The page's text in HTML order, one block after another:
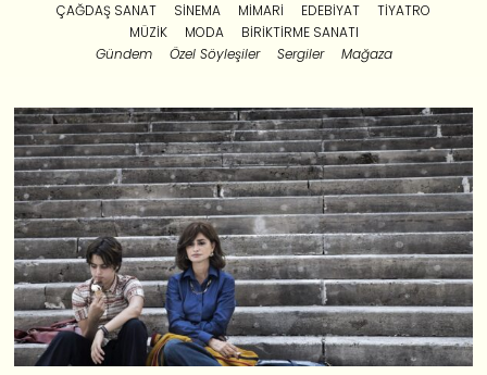
ÇAĞDAŞ SANAT SINEMA MIMARI EDEBIYAT
TIYATRO
MÜZIK
MODA
BIRIKTIRME SANATI
Gündem
Özel Söyleşiler Sergiler Mağaza